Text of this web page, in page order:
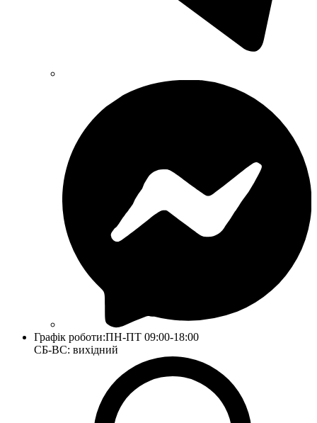
Графік роботи:ПН-ПТ 09:00-18:00
СБ-ВС: вихідний